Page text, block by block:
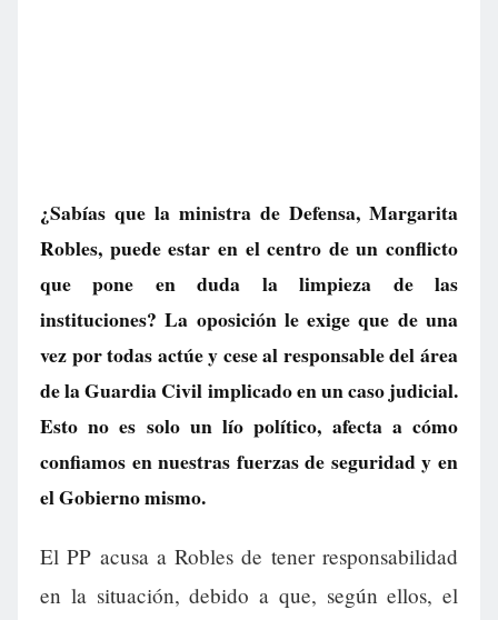
¿Sabías que la ministra de Defensa, Margarita
Robles, puede estar en el centro de un conflicto
que pone en duda la limpieza de las
instituciones? La oposición le exige que de una
vez por todas actúe y cese al responsable del área
de la Guardia Civil implicado en un caso judicial.
Esto no es solo un lío político, afecta a cómo
confiamos en nuestras fuerzas de seguridad y en
el Gobierno mismo.
El PP acusa a Robles de tener responsabilidad
en la situación, debido a que, según ellos, el